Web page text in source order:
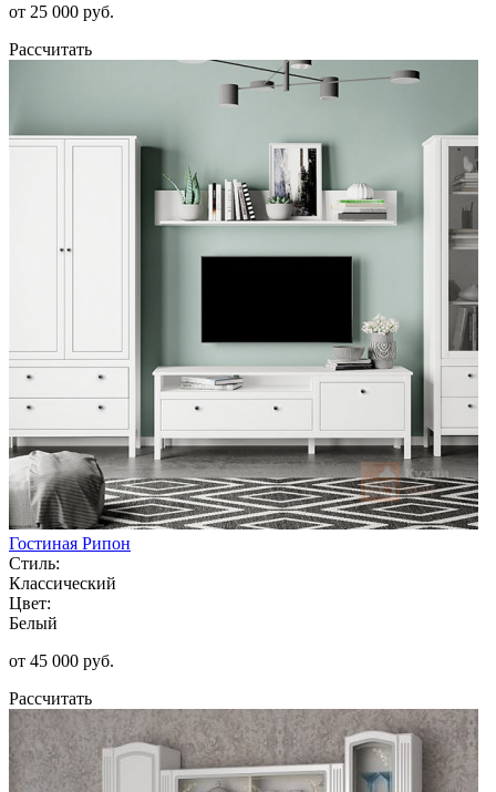
от 25 000 руб.
Рассчитать
Гостиная Рипон
Стиль:
Классический
Цвет:
Белый
от 45 000 руб.
Рассчитать